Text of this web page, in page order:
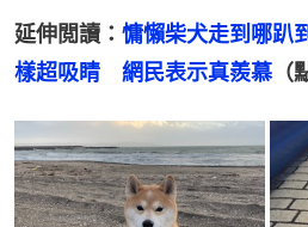
延伸閲讀： 慵懶柴犬走到哪趴
樣超吸睛　網民表示真羨慕（